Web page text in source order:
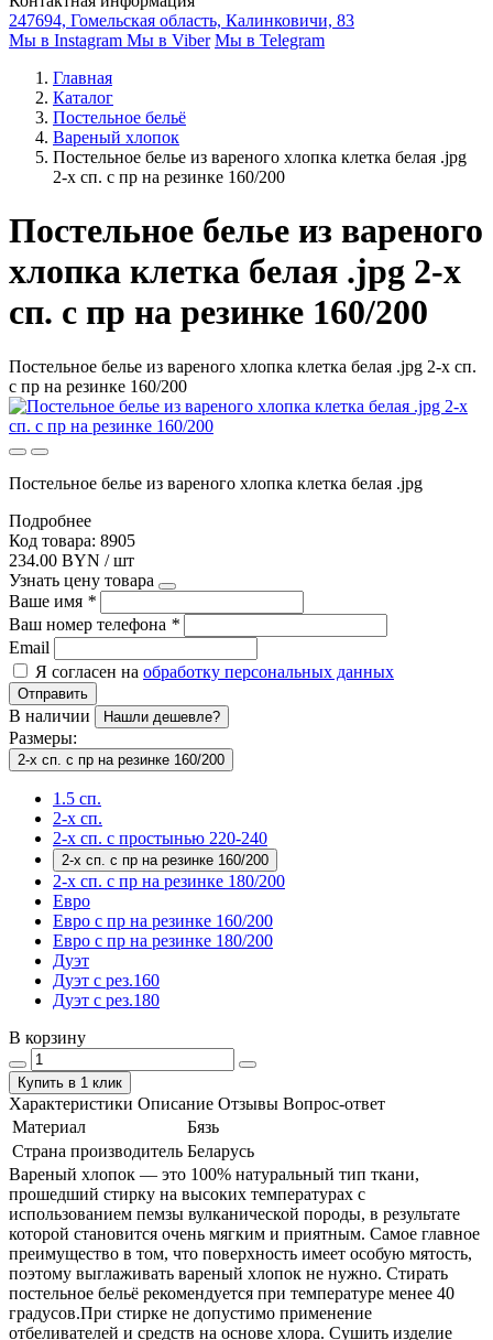
247694, Гомельская область, Калинковичи, 83
Мы в Instagram Мы в Viber Мы в Telegram
Главная
Каталог
Постельное бельё
Вареный хлопок
Постельное белье из вареного хлопка клетка белая .jpg
2-х сп. с пр на резинке 160/200
Постельное белье из вареного
хлопка клетка белая .jpg 2-х
сп. с пр на резинке 160/200
Постельное белье из вареного хлопка клетка белая .jpg 2-х сп.
с пр на резинке 160/200
Постельное белье из вареного хлопка клетка белая .jpg
Подробнее
Код товара: 8905
234.00 BYN / шт
Узнать цену товара
Ваше имя *
Ваш номер телефона *
Email
Я согласен на обработку персональных данных
Отправить
В наличии Нашли дешевле?
Размеры:
2-х сп. с пр на резинке 160/200
1.5 сп.
2-х сп.
2-х сп. с простынью 220-240
2-х сп. с пр на резинке 160/200
2-х сп. с пр на резинке 180/200
Евро
Евро с пр на резинке 160/200
Евро с пр на резинке 180/200
Дуэт
Дуэт с рез.160
Дуэт с рез.180
В корзину
Купить в 1 клик
Характеристики Описание Отзывы Вопрос-ответ
Материал
Бязь
Страна производитель Беларусь
Вареный хлопок — это 100% натуральный тип ткани,
прошедший стирку на высоких температурах с
использованием пемзы вулканической породы, в результате
которой становится очень мягким и приятным. Самое главное
преимущество в том, что поверхность имеет особую мятость,
поэтому выглаживать вареный хлопок не нужно. Стирать
постельное бельё рекомендуется при температуре менее 40
градусов.При стирке не допустимо применение
отбеливателей и средств на основе хлора. Сушить изделие